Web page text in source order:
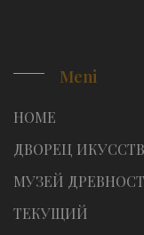
Meni
HOME
ДВОРЕЦ
МУЗЕЙ
TЕКУЩИЙ